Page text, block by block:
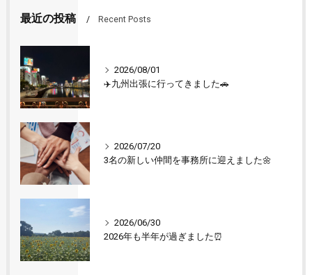
最近の投稿 Recent Posts
2026/08/01
✈️九州出張に行ってきました🚗
2026/07/20
3名の新しい仲間を事務所に迎えました🌼
2026/06/30
2026年も半年が過ぎました⏰